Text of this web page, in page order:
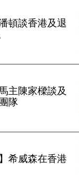
頓談香港及退
主陳家樑談及
隊
希威森在香港